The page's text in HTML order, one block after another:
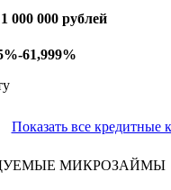
000 000 рублей
61,999%
Показать все кредитные
МИКРОЗАЙМЫ